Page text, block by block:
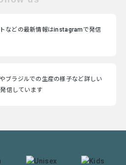
などの最新情報はinstagramで発信
ブラジルでの生産の様子など詳しい
信しています